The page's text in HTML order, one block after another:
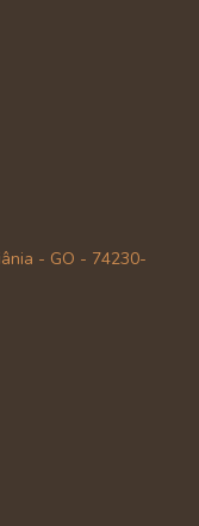
- GO - 74230-